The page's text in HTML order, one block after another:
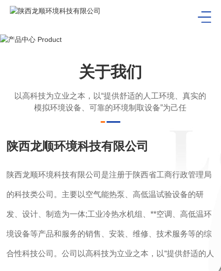
关于我们
以高科技为立业之本，以“提供舒适的人工环境、真实的
模拟环境设备、可靠的环境制取设备”为己任
陕西龙顺环境科技有限公司
陕西龙顺环境科技有限公司是注册于陕西省工商行政管理局
的科技类公司。主要以空气能热泵、高低温试验设备的研
发、设计、制造为一体;工业冷热水机组、**空调、高低温环
境设备等产品和服务的销售、安装、维修、技术服务等的综
合性科技公司。公司以高科技为立业之本，以“提供舒适的人